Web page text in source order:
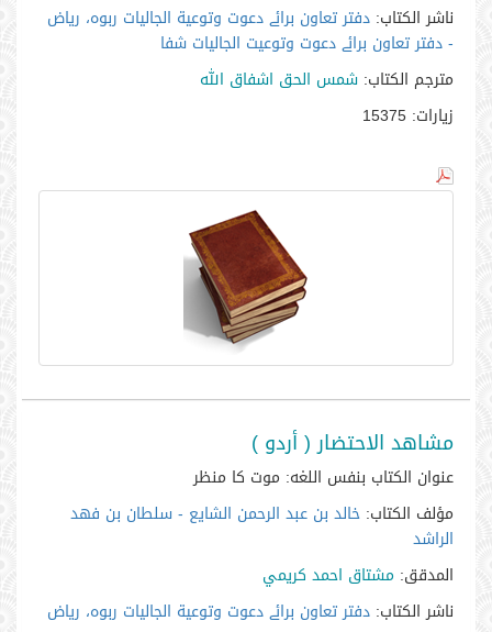
ناشر الكتاب: دفتر تعاون برائے دعوت وتوعية الجاليات ربوہ، رياض
- دفتر تعاون برائے دعوت وتوعیت الجالیات شفا
مترجم الكتاب: شمس الحق اشفاق الله
زيارات:
مشاهد الاحتضار ( أردو )
عنوان الكتاب بنفس اللغه: موت کا منظر
مؤلف الكتاب: خالد بن عبد الرحمن الشايع - سلطان بن فهد
الراشد
المدقق: مشتاق احمد كريمي
ناشر الكتاب: دفتر تعاون برائے دعوت وتوعية الجاليات ربوہ، رياض